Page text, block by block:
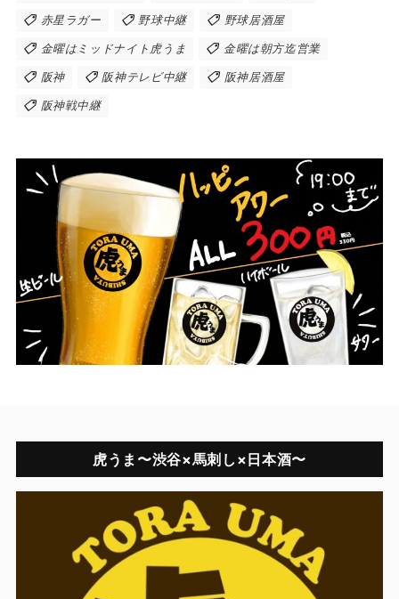
赤星ラガー 野球中継 野球居酒屋
金曜はミッドナイト虎うま 金曜は朝方迄営業
阪神 阪神テレビ中継 阪神居酒屋
阪神戦中継
虎うま〜渋谷×馬刺し×日本酒〜